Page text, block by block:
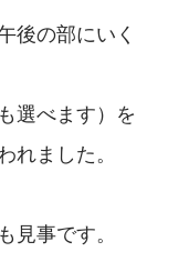
後の部にいく
選べます）を
ました。
事です。